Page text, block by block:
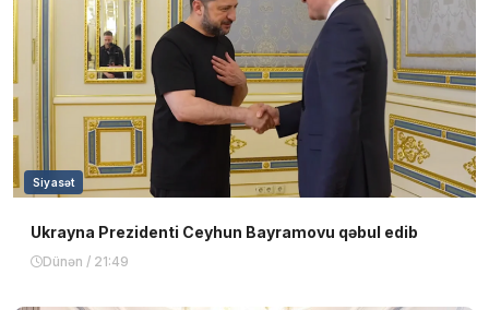
Siyasət
Ukrayna Prezidenti Ceyhun Bayramovu qəbul edib
Dünən / 21:49